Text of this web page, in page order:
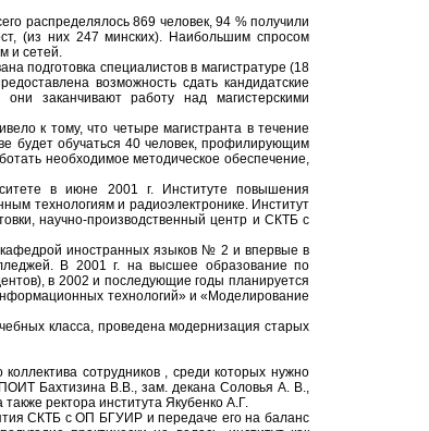
распределялось 869 человек, 94 % получили
(из них 247 минских). Наибольшим спросом
и сетей.
подготовка специалистов в магистратуре (18
возможность сдать кандидатские
заканчивают работу над магистерскими
к тому, что четыре магистранта в течение
будет обучаться 40 человек, профилирующим
необходимое методическое обеспечение,
в июне 2001 г. Институте повышения
технологиям и радиоэлектронике. Институт
научно-производственный центр и СКТБ с
иностранных языков № 2 и впервые в
В 2001 г. на высшее образование по
в 2002 и последующие годы планируется
технологий» и «Моделирование
класса, проведена модернизация старых
сотрудников , среди которых нужно
Бахтизина В.В., зам. декана Соловья А. В.,
ректора института Якубенко А.Г.
СКТБ с ОП БГУИР и передаче его на баланс